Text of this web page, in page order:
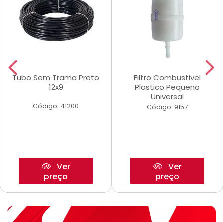
Tubo Sem Trama Preto
12x9
Código: 41200
Ver
preço
Filtro Combustivel
Plastico Pequeno
Universal
Código: 9157
Ver
preço